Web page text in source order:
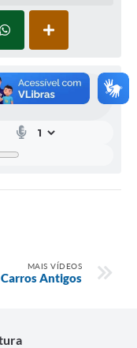
MAIS VÍDEOS
Antigos